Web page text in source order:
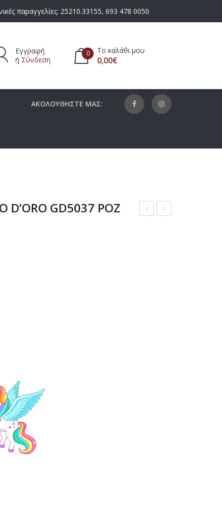
παραγγελίες: 25210.33155, 693 478 0050
Εγγραφή
ή Σύνδεση
0 Το καλάθι μου
0,00€
ΑΚΟΛΟΥΘΗΣΤΕ ΜΑΣ:
D’ORO GD5037 ΡΟΖ